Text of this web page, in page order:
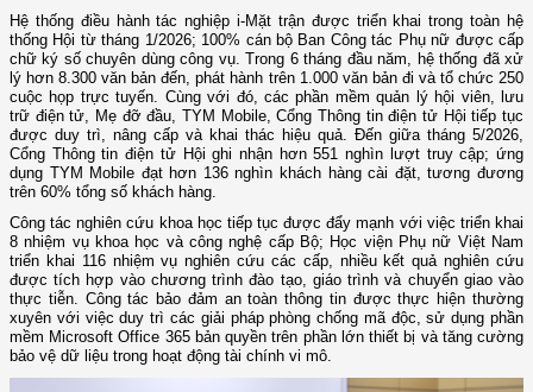
Hệ thống điều hành tác nghiệp i-Mặt trận được triển khai trong toàn hệ
thống Hội từ tháng 1/2026; 100% cán bộ Ban Công tác Phụ nữ được cấp
chữ ký số chuyên dùng công vụ. Trong 6 tháng đầu năm, hệ thống đã xử
lý hơn 8.300 văn bản đến, phát hành trên 1.000 văn bản đi và tổ chức 250
cuộc họp trực tuyến. Cùng với đó, các phần mềm quản lý hội viên, lưu
trữ điện tử, Mẹ đỡ đầu, TYM Mobile, Cổng Thông tin điện tử Hội tiếp tục
được duy trì, nâng cấp và khai thác hiệu quả. Đến giữa tháng 5/2026,
Cổng Thông tin điện tử Hội ghi nhận hơn 551 nghìn lượt truy cập; ứng
dụng TYM Mobile đạt hơn 136 nghìn khách hàng cài đặt, tương đương
trên 60% tổng số khách hàng.
Công tác nghiên cứu khoa học tiếp tục được đẩy mạnh với việc triển khai
8 nhiệm vụ khoa học và công nghệ cấp Bộ; Học viện Phụ nữ Việt Nam
triển khai 116 nhiệm vụ nghiên cứu các cấp, nhiều kết quả nghiên cứu
được tích hợp vào chương trình đào tạo, giáo trình và chuyển giao vào
thực tiễn. Công tác bảo đảm an toàn thông tin được thực hiện thường
xuyên với việc duy trì các giải pháp phòng chống mã độc, sử dụng phần
mềm Microsoft Office 365 bản quyền trên phần lớn thiết bị và tăng cường
bảo vệ dữ liệu trong hoạt động tài chính vi mô.